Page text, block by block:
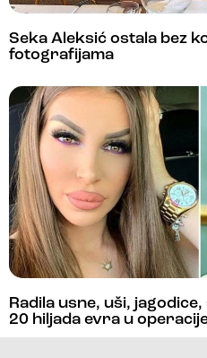
Seka Aleksić ostala bez
fotografijama
Radila usne, uši,
20 hiljada evra u